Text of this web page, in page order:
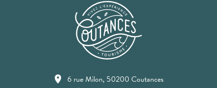
6 rue Milon, 50200 Coutances